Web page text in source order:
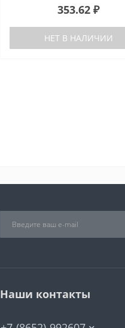
353.62 ₽
НЕТ В НАЛИЧИИ
Наши контакты